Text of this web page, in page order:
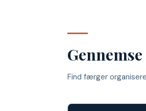
Find færger